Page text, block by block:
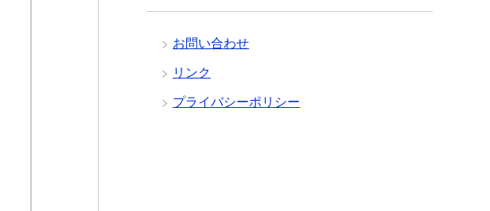
お問い合わせ
リンク
プライバシーポリシー